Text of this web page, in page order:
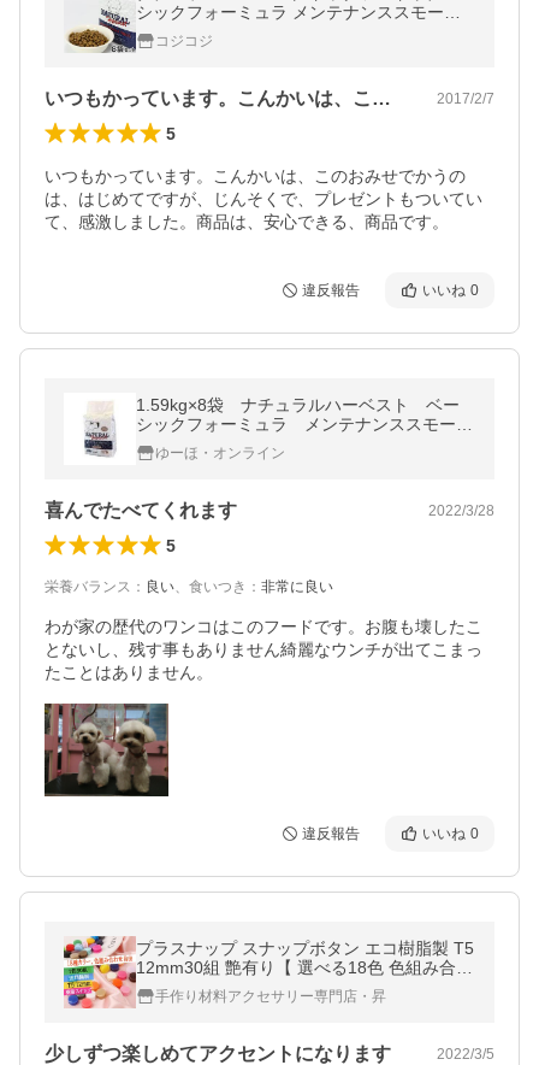
シックフォーミュラ メンテナンススモール 8
袋セット
コジコジ
いつもかっています。こんかいは、このお… 2017/2/7
5
いつもかっています。こんかいは、このおみせでかうの
は、はじめてですが、じんそくで、プレゼントもついてい
て、感激しました。商品は、安心できる、商品です。
違反報告 いいね 0
1.59kg×8袋 ナチュラルハーベスト ベー
シックフォーミュラ メンテナンススモー
ル ラム
ゆーほ・オンライン
喜んでたべてくれます 2022/3/28
5
栄養バランス ： 良い、 食いつき ： 非常に良い
わが家の歴代のワンコはこのフードです。お腹も壊したこ
とないし、残す事もありません綺麗なウンチが出てこまっ
たことはありません。
違反報告 いいね 0
プラスナップ スナップボタン エコ樹脂製 T5
12mm30組 艶有り【 選べる18色 色組み合わ
せ自由】 ハンドプレス 手芸用品 洋裁材料 ア
クセサリーパーツ
手作り材料アクセサリー専門店・昇
少しずつ楽しめてアクセントになります 2022/3/5